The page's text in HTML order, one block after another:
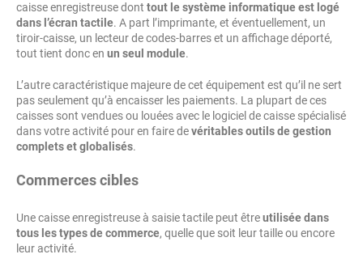
caisse enregistreuse dont tout le système informatique est logé
dans l’écran tactile. A part l’imprimante, et éventuellement, un
tiroir-caisse, un lecteur de codes-barres et un affichage déporté,
tout tient donc en un seul module.
L’autre caractéristique majeure de cet équipement est qu’il ne sert
pas seulement qu’à encaisser les paiements. La plupart de ces
caisses sont vendues ou louées avec le logiciel de caisse spécialisé
dans votre activité pour en faire devéritables outils de gestion
complets et globalisés.
Commerces cibles
Une caisse enregistreuse à saisie tactile peut êtreutilisée dans
tous les types de commerce, quelle que soit leur taille ou encore
leur activité.